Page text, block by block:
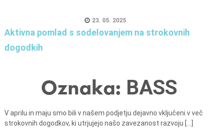
23. 05. 2025
Aktivna pomlad s sodelovanjem na strokovnih
dogodkih
Oznaka: BASS
V aprilu in maju smo bili v našem podjetju dejavno vključeni v več
strokovnih dogodkov, ki utrjujejo našo zavezanost razvoju [...]